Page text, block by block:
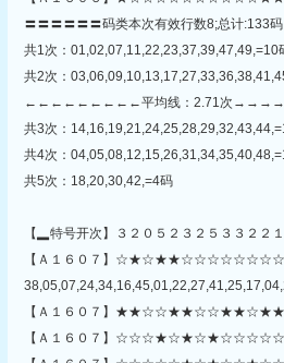
〓〓〓〓〓〓码类本次有效行数8;总计:133
共1次：01,02,07,11,22,23,37,39,47,49,=10
共2次：
←←←←←←←←←平均线：2.71次
共3次：
共4次：
共5次：18,20,30,42,=4码
【▂特号开次】３２０５２３２５３３２２
【Ａ１６０７】
【Ａ１６０７】
【Ａ１６０７】